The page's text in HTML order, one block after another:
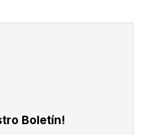
Boletín!